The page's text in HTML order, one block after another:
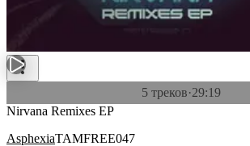
5 треков·29:19
Nirvana Remixes EP
AsphexiaTAMFREE047